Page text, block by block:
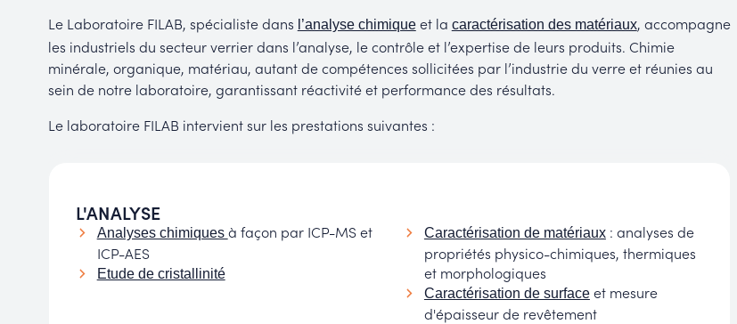
Le Laboratoire FILAB, spécialiste dans l’analyse chimiqueet la caractérisation des matériaux, accompagne
les industriels du secteur verrier dans l’analyse, le contrôle et l’expertise de leurs produits. Chimie
minérale, organique, matériau, autant de compétences sollicitées par l’industrie du verre et réunies au
sein de notre laboratoire, garantissant réactivité et performance des résultats.
Le laboratoire FILAB intervient sur les prestations suivantes :
L'ANALYSE
Analyses chimiques à façon par ICP-MS et
ICP-AES
Etude de cristallinité
Caractérisation de matériaux: analyses de
propriétés physico-chimiques, thermiques
et morphologiques
Caractérisation de surfaceet mesure
d'épaisseur de revêtement